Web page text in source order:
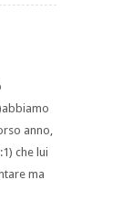
anno,
che lui
ma